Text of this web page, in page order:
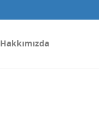
Hakkımızda